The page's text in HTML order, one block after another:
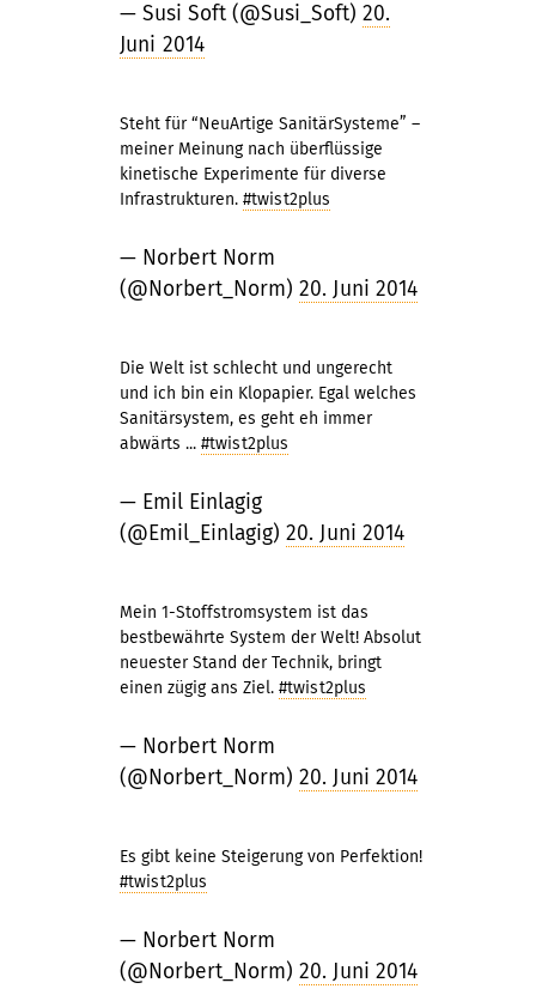
— Susi Soft (@Susi_Soft) 20.
Juni 2014
Steht für “NeuArtige SanitärSysteme” –
meiner Meinung nach überflüssige
kinetische Experimente für diverse
Infrastrukturen. #twist2plus
— Norbert Norm
(@Norbert_Norm) 20. Juni 2014
Die Welt ist schlecht und ungerecht
und ich bin ein Klopapier. Egal welches
Sanitärsystem, es geht eh immer
abwärts ... #twist2plus
— Emil Einlagig
(@Emil_Einlagig) 20. Juni 2014
Mein 1-Stoffstromsystem ist das
bestbewährte System der Welt! Absolut
neuester Stand der Technik, bringt
einen zügig ans Ziel. #twist2plus
— Norbert Norm
(@Norbert_Norm) 20. Juni 2014
Es gibt keine Steigerung von Perfektion!
#twist2plus
— Norbert Norm
(@Norbert_Norm) 20. Juni 2014